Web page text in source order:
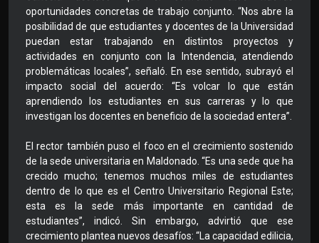
oportunidades concretas de trabajo conjunto. “Nos abre la
posibilidad de que estudiantes y docentes de la Universidad
puedan estar trabajando en distintos proyectos y
actividades en conjunto con la Intendencia, atendiendo
problemáticas locales”, señaló. En ese sentido, subrayó el
impacto social del acuerdo: “Es volcar lo que están
aprendiendo los estudiantes en sus carreras y lo que
investigan los docentes en beneficio de la sociedad entera”.
El rector también puso el foco en el crecimiento sostenido
de la sede universitaria en Maldonado. “Es una sede que ha
crecido mucho; tenemos muchos miles de estudiantes
dentro de lo que es el Centro Universitario Regional Este;
esta es la sede más importante en cantidad de
estudiantes”, indicó. Sin embargo, advirtió que ese
crecimiento plantea nuevos desafíos: “La capacidad edilicia,